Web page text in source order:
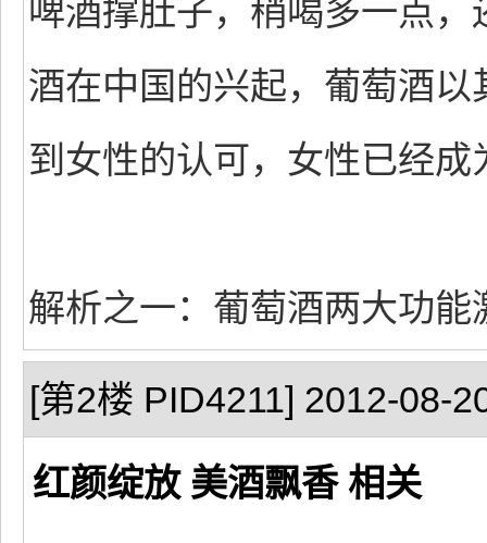
啤酒撑肚子，稍喝多一点
酒在中国的兴起，葡萄酒
到女性的认可，女性已经
解析之一：葡萄酒两大功能
[第2楼 PID4211] 2012-08-
红颜绽放 美酒飘香 相关